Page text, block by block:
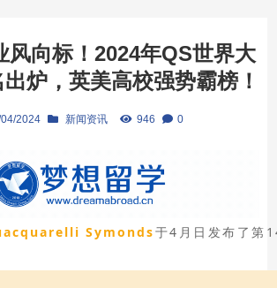
风向标！2024年QS世界大
炉，英美高校强势霸榜！
2024 新闻资讯 946 0
Symonds于4月日发布了第